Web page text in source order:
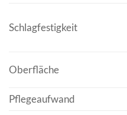
Schlagfestigkeit
Oberfläche
Pflegeaufwand